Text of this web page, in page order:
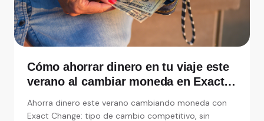
Cómo ahorrar dinero en tu viaje este
verano al cambiar moneda en Exact
Ahorra dinero este verano cambiando moneda con
Exact Change: tipo de cambio competitivo, sin